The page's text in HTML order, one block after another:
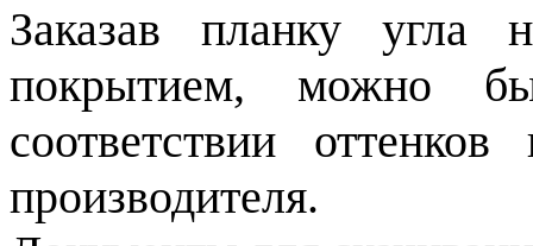
Заказав планку угла
покрытием, можно
соответствии
производителя.